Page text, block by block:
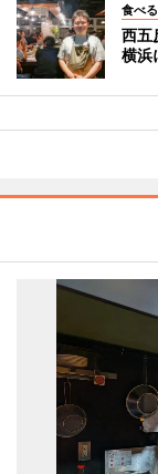
食べる
西五
横浜